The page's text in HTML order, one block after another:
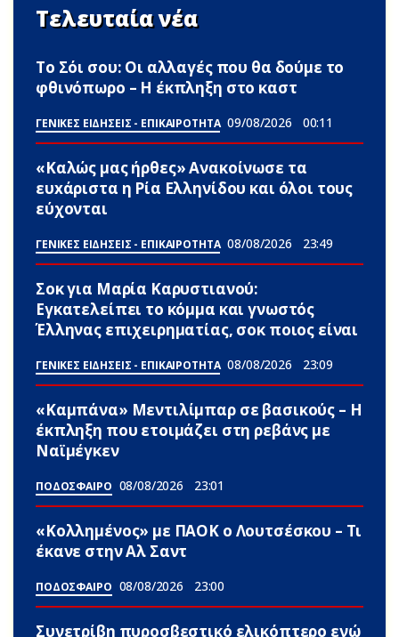
Τελευταία νέα
Το Σόι σου: Οι αλλαγές που θα δούμε το
φθινόπωρο – Η έκπληξη στο καστ
ΓΕΝΙΚΕΣ ΕΙΔΗΣΕΙΣ - ΕΠΙΚΑΙΡΟΤΗΤΑ 09/08/2026 00:11
«Καλώς μας ήρθες» Ανακοίνωσε τα
ευxάριστα η Ρία Ελληνίδου και όλοι τους
εύχονται
ΓΕΝΙΚΕΣ ΕΙΔΗΣΕΙΣ - ΕΠΙΚΑΙΡΟΤΗΤΑ 08/08/2026 23:49
Σoκ για Μαρία Καρυστιανού:
Εγκατελείπει το κόμμα και γνωστός
Έλληνας επιχειρηματίας, σoκ ποιος είναι
ΓΕΝΙΚΕΣ ΕΙΔΗΣΕΙΣ - ΕΠΙΚΑΙΡΟΤΗΤΑ 08/08/2026 23:09
«Καμπάνα» Μεντιλίμπαρ σε βασικούς – Η
έκπληξη που ετοιμάζει στη ρεβάνς με
Ναϊμέγκεν
ΠΟΔΟΣΦΑΙΡΟ 08/08/2026 23:01
«Κολλημένος» με ΠΑΟΚ ο Λουτσέσκου – Τι
έκανε στην Αλ Σαντ
ΠΟΔΟΣΦΑΙΡΟ 08/08/2026 23:00
Συνετρίβη πυροσβεστικό ελικόπτερο ενώ